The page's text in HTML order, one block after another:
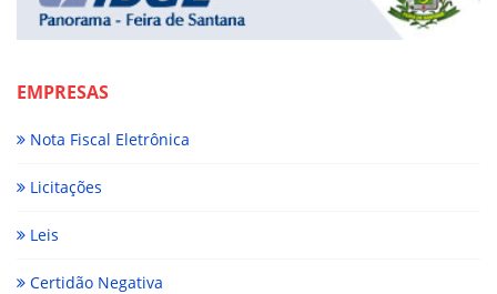
EMPRESAS
Nota Fiscal Eletrônica
Licitações
Leis
Certidão Negativa